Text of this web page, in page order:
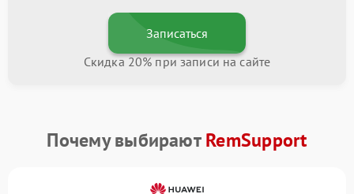
Записаться
Скидка 20% при записи на сайте
Почему выбираютRemSupport